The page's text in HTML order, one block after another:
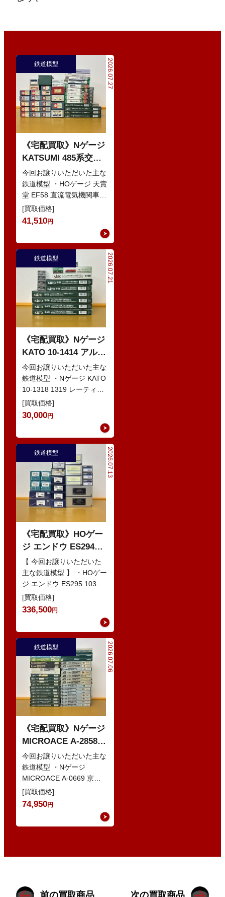
2026.07.27
鉄道模型
《宅配買取》Nゲージ
KATSUMI 485系交直
流特急型電車 などの
鉄道模型
今回お譲りいただいた主な
鉄道模型 ・HOゲージ 天賞
堂 EF58 直流電気機関車
・Nゲージ KATO 10-386
285系0番…
[買取価格]
41,510円
2026.07.21
鉄道模型
《宅配買取》Nゲージ
KATO 10-1414 アルプ
スの赤い客車 EWI な
どの鉄道模型
今回お譲りいただいた主な
鉄道模型 ・Nゲージ KATO
10-1318 1319 レーティッ
シュ鉄道 ベルニナ急行 ・
Nゲージ K…
[買取価格]
30,000円
2026.07.13
鉄道模型
《宅配買取》HOゲー
ジ エンドウ ES294
103系1200番代 東西線
色 基本5輌 Nセット
などの鉄道模型
【 今回お譲りいただいた
主な鉄道模型 】 ・HOゲー
ジ エンドウ ES295 103系
1200番代 東西線色 中間5
輌 Oセット …
[買取価格]
336,500円
2026.07.06
鉄道模型
《宅配買取》Nゲージ
MICROACE A-2858
京阪8000系 新塗装 な
どの鉄道模型
今回お譲りいただいた主な
鉄道模型 ・Nゲージ
MICROACE A-0669 京阪
8030系 ・Nゲージ
GREENMAX 組立キ…
[買取価格]
74,950円